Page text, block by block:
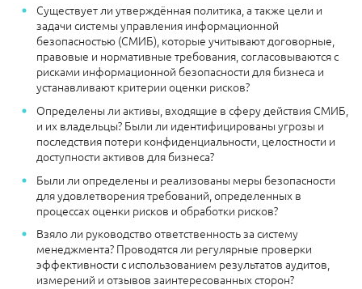
Существует ли утверждённая политика, а также цели и
задачи системы управления информационной
безопасностью (СМИБ), которые учитывают договорные,
правовые и нормативные требования, согласовываются с
рисками информационной безопасности для бизнеса и
устанавливают критерии оценки рисков?
Определены ли активы, входящие в сферу действия СМИБ,
и их владельцы? Были ли идентифицированы угрозы и
последствия потери конфиденциальности, целостности и
доступности активов для бизнеса?
Были ли определены и реализованы меры безопасности
для удовлетворения требований, определенных в
процессах оценки рисков и обработки рисков?
Взяло ли руководство ответственность за систему
менеджмента? Проводятся ли регулярные проверки
эффективности с использованием результатов аудитов,
измерений и отзывов заинтересованных сторон?